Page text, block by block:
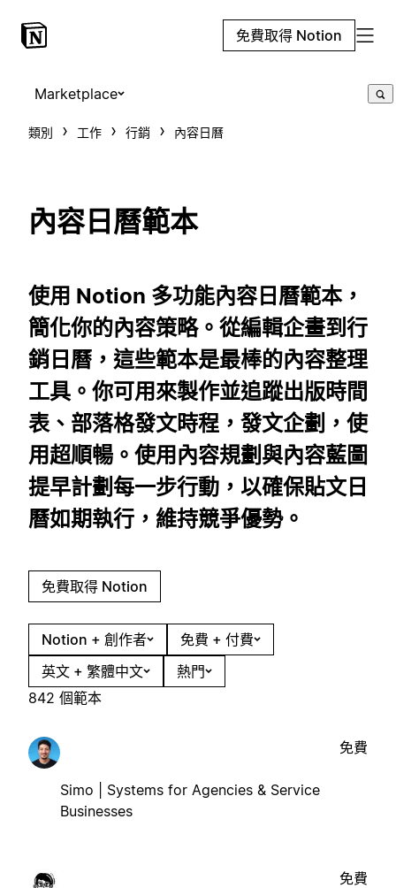
免費取得 Notion
Marketplace
類別 工作 行銷 內容日曆
內容日曆範本
使用 Notion 多功能內容日曆範本，
簡化你的內容策略。從編輯企畫到行
銷日曆，這些範本是最棒的內容整理
工具。你可用來製作並追蹤出版時間
表、部落格發文時程，發文企劃，使
用超順暢。使用內容規劃與內容藍圖
提早計劃每一步行動，以確保貼文日
曆如期執行，維持競爭優勢。
免費取得 Notion
Notion + 創作者
免費 + 付費
英文 + 繁體中文
熱門
842 個範本
Simo | Systems for Agencies & Service
Businesses
免費
免費